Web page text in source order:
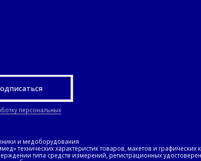
персональных
и медоборудования
технических характеристик товаров, макетов и графических
типа средств измерений, регистрационных